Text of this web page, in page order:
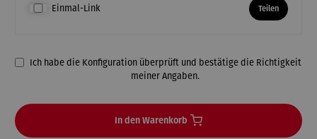
Einmal-Link Teilen
Ich habe die Konfiguration überprüft und bestätige die Richtigkeit
meiner Angaben.
In den Warenkorb